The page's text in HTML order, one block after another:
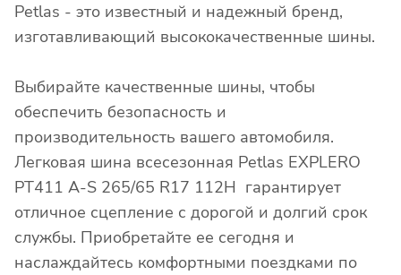
Petlas - это известный и надежный бренд,
изготавливающий высококачественные шины.
Выбирайте качественные шины, чтобы
обеспечить безопасность и
производительность вашего автомобиля.
Легковая шина всесезонная Petlas EXPLERO
PT411 A-S 265/65 R17 112H гарантирует
отличное сцепление с дорогой и долгий срок
службы. Приобретайте ее сегодня и
наслаждайтесь комфортными поездками по